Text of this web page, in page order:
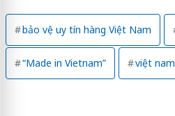
bảo vệ uy tín hàng Việt Nam
“Made in Vietnam” việt nam